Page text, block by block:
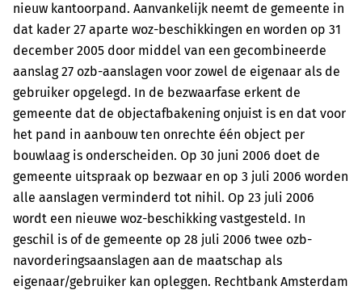
nieuw kantoorpand. Aanvankelijk neemt de gemeente in
dat kader 27 aparte woz-beschikkingen en worden op 31
december 2005 door middel van een gecombineerde
aanslag 27 ozb-aanslagen voor zowel de eigenaar als de
gebruiker opgelegd. In de bezwaarfase erkent de
gemeente dat de objectafbakening onjuist is en dat voor
het pand in aanbouw ten onrechte één object per
bouwlaag is onderscheiden. Op 30 juni 2006 doet de
gemeente uitspraak op bezwaar en op 3 juli 2006 worden
alle aanslagen verminderd tot nihil. Op 23 juli 2006
wordt een nieuwe woz-beschikking vastgesteld. In
geschil is of de gemeente op 28 juli 2006 twee ozb-
navorderingsaanslagen aan de maatschap als
eigenaar/gebruiker kan opleggen. Rechtbank Amsterdam